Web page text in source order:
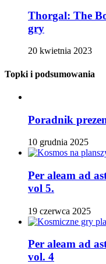
Thorgal: The
gry
20 kwietnia 2023
Topki i podsumowania
Poradnik
10 grudnia 2025
Per aleam ad
vol 5.
19 czerwca 2025
Per aleam ad
vol. 4